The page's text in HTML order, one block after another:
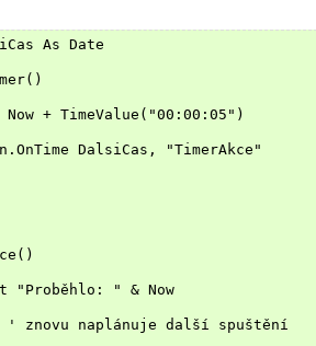
As Date
+ TimeValue("00:00:05")
DalsiCas, "TimerAkce"
"Proběhlo: " & Now
' znovu naplánuje další spuštění